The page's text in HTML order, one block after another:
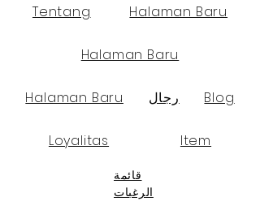
Tentang Halaman Baru
Halaman Baru
Halaman Baru رجال Blog
Loyalitas Item
قائمة
الرغبات